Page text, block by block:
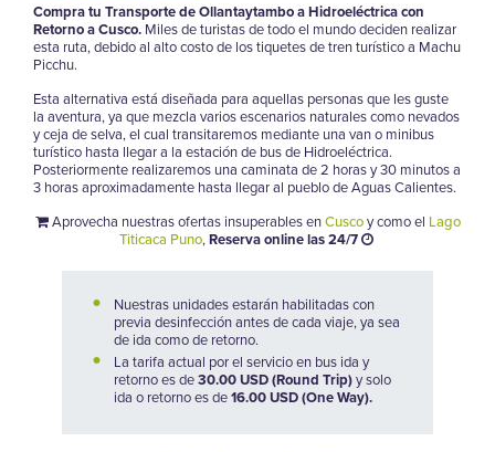
Compra tu Transporte de Ollantaytambo a Hidroeléctrica con
Retorno a Cusco. Miles de turistas de todo el mundo deciden realizar
esta ruta, debido al alto costo de los tiquetes de tren turístico a Machu
Picchu.
Esta alternativa está diseñada para aquellas personas que les guste
la aventura, ya que mezcla varios escenarios naturales como nevados
y ceja de selva, el cual transitaremos mediante una van o minibus
turístico hasta llegar a la estación de bus de Hidroeléctrica.
Posteriormente realizaremos una caminata de 2 horas y 30 minutos a
3 horas aproximadamente hasta llegar al pueblo de Aguas Calientes.
Aprovecha nuestras ofertas insuperables enCuscoy como el Lago
Titicaca Puno,Reserva online las 24/7
Nuestras unidades estarán habilitadas con
previa desinfección antes de cada viaje, ya sea
de ida como de retorno.
La tarifa actual por el servicio en bus ida y
retorno es de30.00 USD(Round Trip)y solo
ida o retorno es de16.00 USD (One Way).